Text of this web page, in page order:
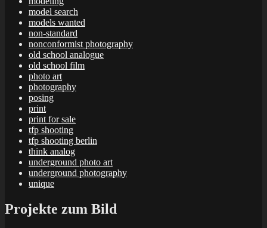
model search
models wanted
non-standard
nonconformist photography
old school analogue
old school film
photo art
photography
posing
print
print for sale
tfp shooting
tfp shooting berlin
think analog
underground photo art
underground photography
unique
Projekte zum Bild